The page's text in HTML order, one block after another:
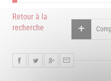
Retour à la
recherche